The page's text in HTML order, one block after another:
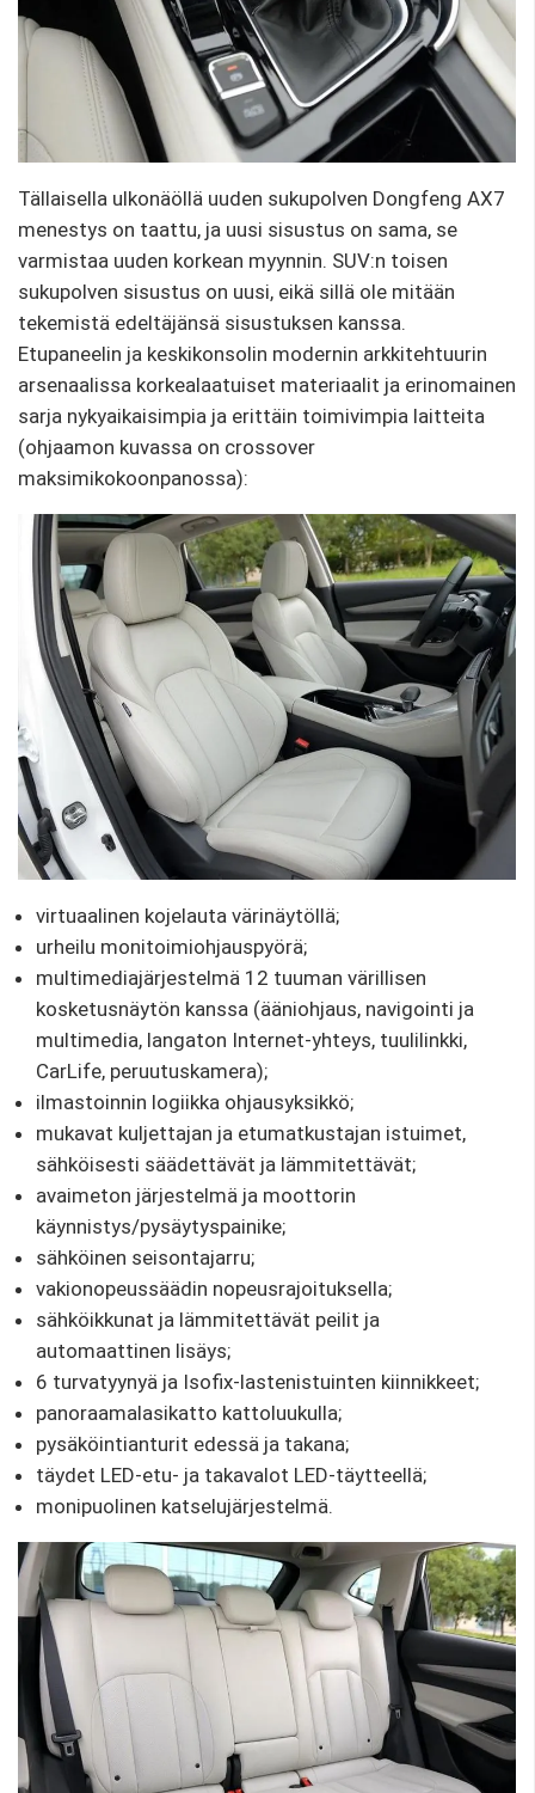
Tällaisella ulkonäöllä uuden sukupolven Dongfeng AX7
menestys on taattu, ja uusi sisustus on sama, se
varmistaa uuden korkean myynnin. SUV:n toisen
sukupolven sisustus on uusi, eikä sillä ole mitään
tekemistä edeltäjänsä sisustuksen kanssa.
Etupaneelin ja keskikonsolin modernin arkkitehtuurin
arsenaalissa korkealaatuiset materiaalit ja erinomainen
sarja nykyaikaisimpia ja erittäin toimivimpia laitteita
(ohjaamon kuvassa on crossover
maksimikokoonpanossa):
virtuaalinen kojelauta värinäytöllä;
urheilu monitoimiohjauspyörä;
multimediajärjestelmä 12 tuuman värillisen
kosketusnäytön kanssa (ääniohjaus, navigointi ja
multimedia, langaton Internet-yhteys, tuulilinkki,
CarLife, peruutuskamera);
ilmastoinnin logiikka ohjausyksikkö;
mukavat kuljettajan ja etumatkustajan istuimet,
sähköisesti säädettävät ja lämmitettävät;
avaimeton järjestelmä ja moottorin
käynnistys/pysäytyspainike;
sähköinen seisontajarru;
vakionopeussäädin nopeusrajoituksella;
sähköikkunat ja lämmitettävät peilit ja
automaattinen lisäys;
6 turvatyynyä ja Isofix-lastenistuinten kiinnikkeet;
panoraamalasikatto kattoluukulla;
pysäköintianturit edessä ja takana;
täydet LED-etu- ja takavalot LED-täytteellä;
monipuolinen katselujärjestelmä.